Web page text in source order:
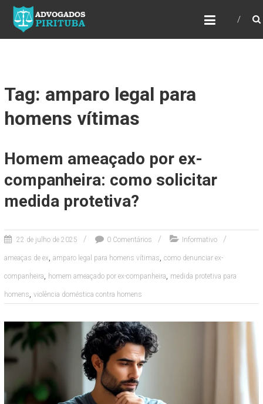
ADVOGADOS PIRITUBA
Precisando de advogado? Entre em contato!
Fazemos toda a assessoria que você
Tag: amparo legal para
homens vítimas
Homem ameaçado por ex-
companheira: como solicitar
medida protetiva?
22 de julho de 2025 0 Comentários Informativo
ameaças de ex, amparo legal para homens vítimas, como denunciar ex-
companheira, homem ameaçado por ex-companheira, medida protetiva para
homens, violência doméstica contra homens